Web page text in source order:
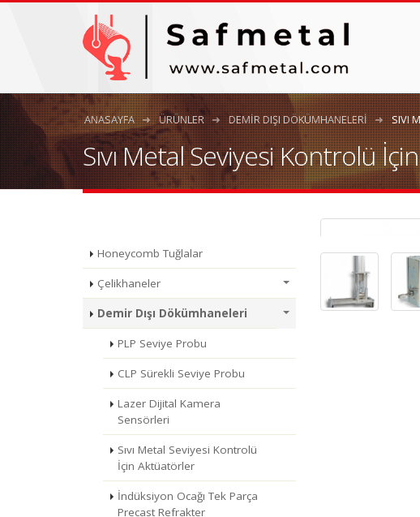
ANASAYFA ÜRÜNLER DEMIR DIŞI DÖKÜMHANELERI SIVI
Sıvı Metal Seviyesi Kontrolü
Honeycomb Tuğlalar
Çelikhaneler
Demir Dışı Dökümhaneleri
PLP Seviye Probu
CLP Sürekli Seviye Probu
Lazer Dijital Kamera
Sensörleri
Sıvı Metal Seviyesi Kontrolü
İçin Aktüatörler
İndüksiyon Ocağı Tek Parça
Precast Refrakter